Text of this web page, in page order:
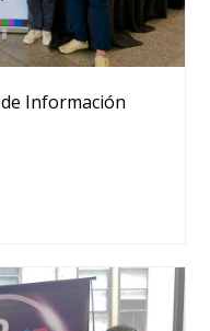
Información